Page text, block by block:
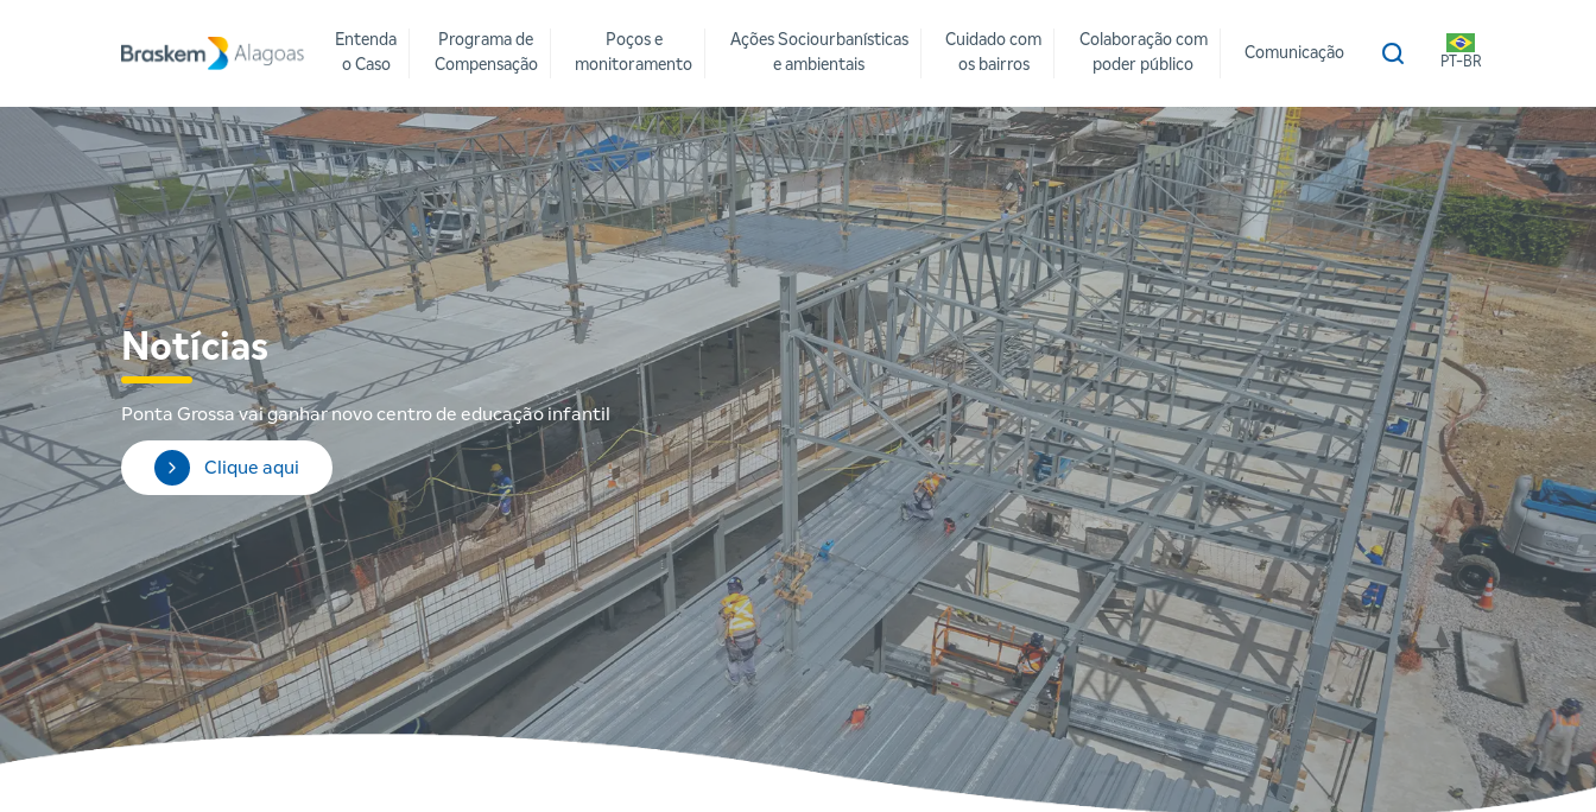
Entenda
o Caso
Programa de
Compensação
Poços e
monitoramento
Ações Sociourbanísticas
e ambientais
Cuidado com
os bairros
Colaboração com
poder público
Comunicação
PT-BR
Notícias
Ponta Grossa vai ganhar novo centro de educação infantil
Clique aqui